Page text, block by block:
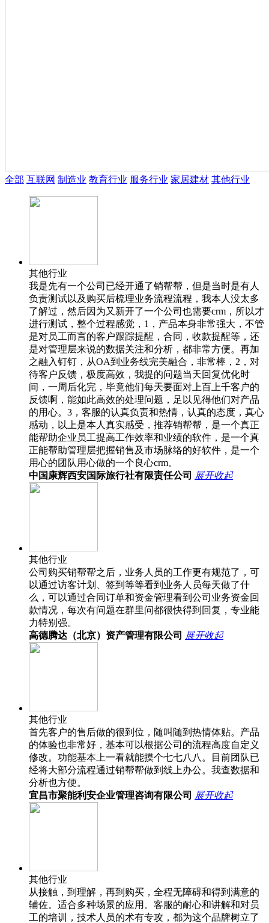
全部 互联网 制造业 教育行业 服务行业 家居建材 其他行业
其他行业
我是先有一个公司已经开通了销帮帮，但是当时是有人
负责测试以及购买后梳理业务流程流程，我本人没太多
了解过，然后因为又新开了一个公司也需要crm，所以才
进行测试，整个过程感觉，1，产品本身非常强大，不管
是对员工而言的客户跟踪提醒，合同，收款提醒等，还
是对管理层来说的数据关注和分析，都非常方便。再加
之融入钉钉，从OA到业务线完美融合，非常棒，2，对
待客户反馈，极度高效，我提的问题当天回复优化时
间，一周后化完，毕竟他们每天要面对上百上千客户的
反馈啊，能如此高效的处理问题，足以见得他们对产品
的用心。3，客服的认真负责和热情，认真的态度，真心
感动，以上是本人真实感受，推荐销帮帮，是一个真正
能帮助企业员工提高工作效率和业绩的软件，是一个真
正能帮助管理层把握销售及市场脉络的好软件，是一个
用心的团队用心做的一个良心crm。
中国康辉西安国际旅行社有限责任公司 展开收起
其他行业
公司购买销帮帮之后，业务人员的工作更有规范了，可
以通过访客计划、签到等等看到业务人员每天做了什
么，可以通过合同订单和资金管理看到公司业务资金回
款情况，每次有问题在群里问都很快得到回复，专业能
力特别强。
高德腾达（北京）资产管理有限公司 展开收起
其他行业
首先客户的售后做的很到位，随叫随到热情体贴。产品
的体验也非常好，基本可以根据公司的流程高度自定义
修改。功能基本上一看就能摸个七七八八。目前团队已
经将大部分流程通过销帮帮做到线上办公。我查数据和
分析也方便。
宜昌市聚能利安企业管理咨询有限公司 展开收起
其他行业
从接触，到理解，再到购买，全程无障碍和得到满意的
辅佐。适合多种场景的应用。客服的耐心和讲解和对员
工的培训，技术人员的术有专攻，都为这个品牌树立了